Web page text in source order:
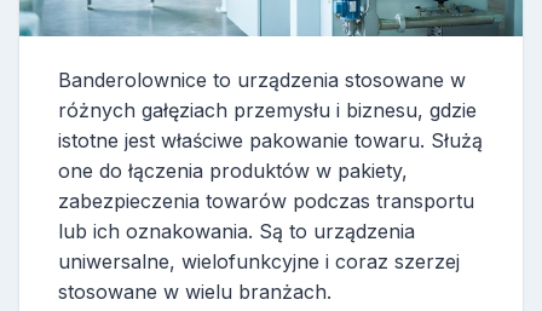
Banderolownice to urządzenia stosowane w
różnych gałęziach przemysłu i biznesu, gdzie
istotne jest właściwe pakowanie towaru. Służą
one do łączenia produktów w pakiety,
zabezpieczenia towarów podczas transportu
lub ich oznakowania. Są to urządzenia
uniwersalne, wielofunkcyjne i coraz szerzej
stosowane w wielu branżach.